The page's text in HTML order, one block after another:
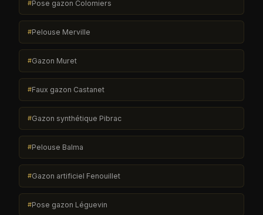
Pose gazon Colomiers
Pelouse Merville
Gazon Muret
Faux gazon Castanet
Gazon synthétique Pibrac
Pelouse Balma
Gazon artificiel Fenouillet
Pose gazon Léguevin